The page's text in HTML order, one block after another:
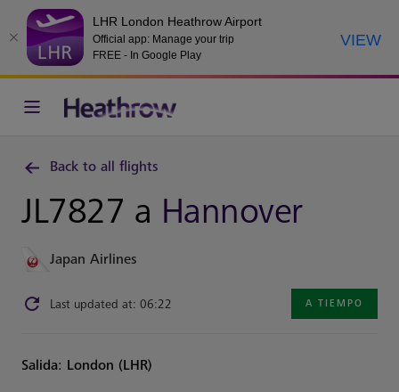
LHR London Heathrow Airport
Official app: Manage your trip
FREE - In Google Play
VIEW
Back to all flights
JL7827 a Hannover
Japan Airlines
Last updated at: 06:22 A TIEMPO
Salida: London (LHR)